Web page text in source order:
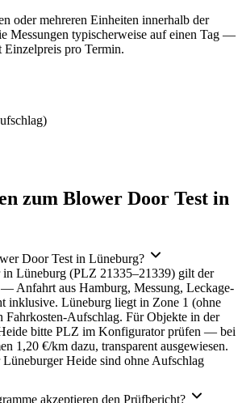
oder mehreren Einheiten innerhalb der
Messungen typischerweise auf einen Tag —
Einzelpreis pro Termin.
zum Blower Door Test in
Door Test in Lüneburg?
in Lüneburg (PLZ 21335–21339) gilt der
Anfahrt aus Hamburg, Messung, Leckage-
inklusive. Lüneburg liegt in Zone 1 (ohne
Fahrkosten-Aufschlag. Für Objekte in der
bitte PLZ im Konfigurator prüfen — bei
1,20 €/km dazu, transparent ausgewiesen.
Heide sind ohne Aufschlag
akzeptieren den Prüfbericht?